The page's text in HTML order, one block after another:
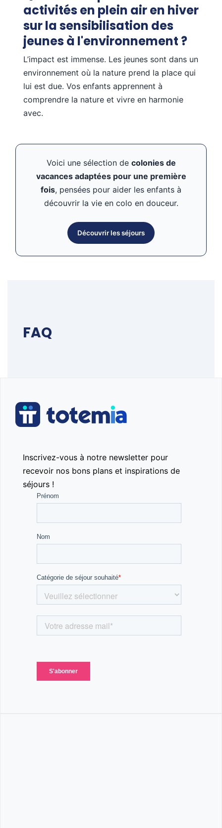
activités en plein air en hiver
sur la sensibilisation des
jeunes à l'environnement ?
L’impact est immense. Les jeunes sont dans un
environnement où la nature prend la place qui
lui est due. Vos enfants apprennent à
comprendre la nature et vivre en harmonie
avec.
Voici une sélection de colonies de
vacances adaptées pour une première
fois, pensées pour aider les enfants à
découvrir la vie en colo en douceur.
Découvrir les séjours
FAQ
Inscrivez-vous à notre newsletter pour
recevoir nos bons plans et inspirations de
séjours !